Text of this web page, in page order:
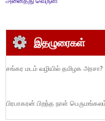
இதழுரைகள்
சங்கர மடம் வழியில் தமிழக அரசா?
பிரபாகரன் பிறந்த நாள்